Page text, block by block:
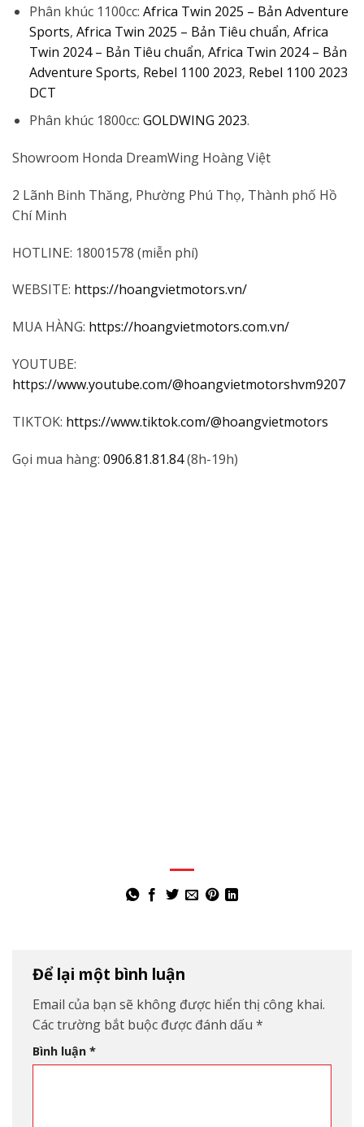
Phân khúc 1100cc: Africa Twin 2025 – Bản Adventure
Sports, Africa Twin 2025 – Bản Tiêu chuẩn, Africa
Twin 2024 – Bản Tiêu chuẩn, Africa Twin 2024 – Bản
Adventure Sports, Rebel 1100 2023, Rebel 1100 2023
DCT
Phân khúc 1800cc: GOLDWING 2023.
Showroom Honda DreamWing Hoàng Việt
2 Lãnh Binh Thăng, Phường Phú Thọ, Thành phố Hồ
Chí Minh
HOTLINE: 18001578 (miễn phí)
WEBSITE: https://hoangvietmotors.vn/
MUA HÀNG: https://hoangvietmotors.com.vn/
YOUTUBE:
https://www.youtube.com/@hoangvietmotorshvm9207
TIKTOK: https://www.tiktok.com/@hoangvietmotors
Gọi mua hàng: 0906.81.81.84(8h-19h)
Để lại một bình luận
Email của bạn sẽ không được hiển thị công khai.
Các trường bắt buộc được đánh dấu *
Bình luận *